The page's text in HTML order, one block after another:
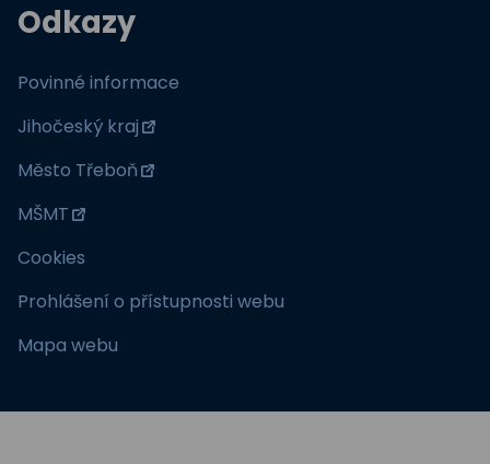
Odkazy
Povinné informace
Jihočeský kraj
Město Třeboň
MŠMT
Cookies
Prohlášení o přístupnosti webu
Mapa webu